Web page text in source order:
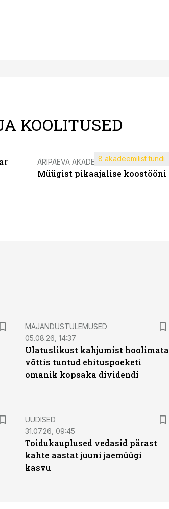
KOOLITUSED
ÄRIPÄEVA AKADEEMIA
Müügist pikaajalise koostööni
8 akadeemilist tundi
MAJANDUSTULEMUSED
05.08.26, 14:37
Ulatuslikust kahjumist hoolimata
võttis tuntud ehituspoeketi
omanik kopsaka dividendi
UUDISED
31.07.26, 09:45
Toidukauplused vedasid pärast
kahte aastat juuni jaemüügi
kasvu